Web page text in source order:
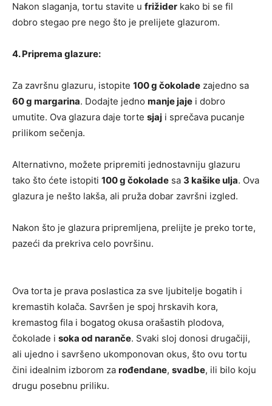
Nakon slaganja, tortu stavite u frižider kako bi se fil
dobro stegao pre nego što je prelijete glazurom.
4. Priprema glazure:
Za završnu glazuru, istopite 100 g čokolade zajedno sa
60 g margarina. Dodajte jedno manje jaje i dobro
umutite. Ova glazura daje torte sjaj i sprečava pucanje
prilikom sečenja.
Alternativno, možete pripremiti jednostavniju glazuru
tako što ćete istopiti 100 g čokolade sa 3 kašike ulja. Ova
glazura je nešto lakša, ali pruža dobar završni izgled.
Nakon što je glazura pripremljena, prelijte je preko torte,
pazeći da prekriva celo površinu.
Ova torta je prava poslastica za sve ljubitelje bogatih i
kremastih kolača. Savršen je spoj hrskavih kora,
kremastog fila i bogatog okusa orašastih plodova,
čokolade i soka od naranče. Svaki sloj donosi drugačiji,
ali ujedno i savršeno ukomponovan okus, što ovu tortu
čini idealnim izborom za rođendane, svadbe, ili bilo koju
drugu posebnu priliku.